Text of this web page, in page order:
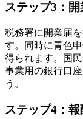
ステップ3：
税務署に開業届
す。同時に青色
得られます。国
事業用の銀行口
う。
ステップ4：